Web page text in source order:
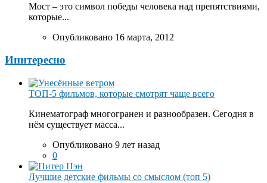
Мост – это символ победы человека над препятствиями,
которые...
Опубликовано 16 марта, 2012
Иннтересно
ТОП-5 фильмов, которые смотрят чаще всего
Кинематограф многогранен и разнообразен. Сегодня в
нём существует масса...
Опубликовано 9 лет назад
0
Лучшие детские фильмы со смыслом (топ 5)